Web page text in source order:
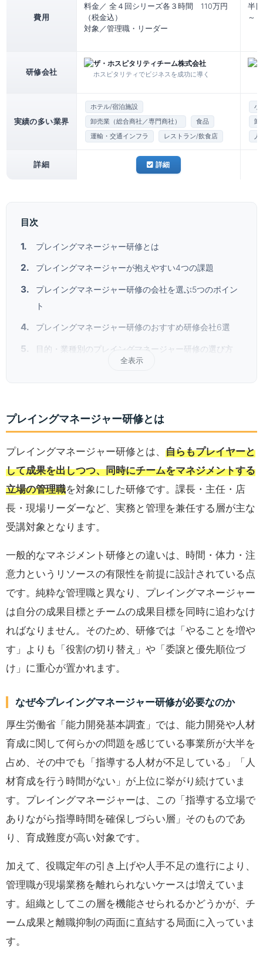
費用
料金／ 全４回シリーズ各３時間 110万円
（税金込）
対象／管理職・リーダー
半
～
研修会社
ザ・ホスピタリティチーム株式会社
ホスピタリティでビジネスを成功に導く
実績の多い業界
ホテル/宿泊施設
卸売業（総合商社／専門商社）
食品
運輸・交通インフラ
レストラン/飲食店
小
卸
人
詳細 詳細
目次
プレイングマネージャー研修とは
プレイングマネージャーが抱えやすい4つの課題
プレイングマネージャー研修の会社を選ぶ5つのポイン
ト
プレイングマネージャー研修のおすすめ研修会社6選
目的・業種別のプレイングマネージャー研修の選び方
全表示
プレイングマネージャー研修とは
プレイングマネージャー研修とは、 自らもプレイヤーと
して成果を出しつつ、同時にチームをマネジメントする
立場の管理職を対象にした研修です。課長・主任・店
長・現場リーダーなど、実務と管理を兼任する層が主な
受講対象となります。
一般的なマネジメント研修との違いは、時間・体力・注
意力というリソースの有限性を前提に設計されている点
です。純粋な管理職と異なり、プレイングマネージャー
は自分の成果目標とチームの成果目標を同時に追わなけ
ればなりません。そのため、研修では「やることを増や
す」よりも「役割の切り替え」や「委譲と優先順位づ
け」に重心が置かれます。
なぜ今プレイングマネージャー研修が必要なのか
厚生労働省「能力開発基本調査」では、能力開発や人材
育成に関して何らかの問題を感じている事業所が大半を
占め、その中でも「指導する人材が不足している」「人
材育成を行う時間がない」が上位に挙がり続けていま
す。プレイングマネージャーは、この「指導する立場で
ありながら指導時間を確保しづらい層」そのものであ
り、育成難度が高い対象です。
加えて、役職定年の引き上げや人手不足の進行により、
管理職が現場業務を離れられないケースは増えていま
す。組織としてこの層を機能させられるかどうかが、チ
ーム成果と離職抑制の両面に直結する局面に入っていま
す。